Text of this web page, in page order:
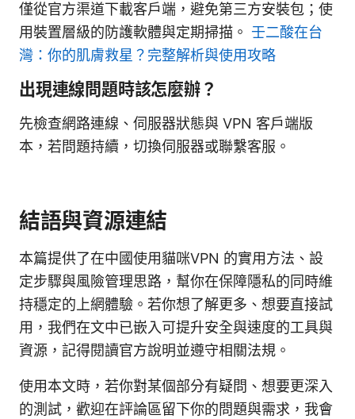
僅從官方渠道下載客戶端，避免第三方安裝包；使
用裝置層級的防護軟體與定期掃描。 壬二酸在台
灣：你的肌膚救星？完整解析與使用攻略
出現連線問題時該怎麼辦？
先檢查網路連線、伺服器狀態與 VPN 客戶端版
本，若問題持續，切換伺服器或聯繫客服。
結語與資源連結
本篇提供了在中國使用貓咪VPN 的實用方法、設
定步驟與風險管理思路，幫你在保障隱私的同時維
持穩定的上網體驗。若你想了解更多、想要直接試
用，我們在文中已嵌入可提升安全與速度的工具與
資源，記得閱讀官方說明並遵守相關法規。
使用本文時，若你對某個部分有疑問、想要更深入
的測試，歡迎在評論區留下你的問題與需求，我會